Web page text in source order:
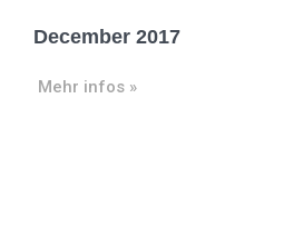
December 2017
Mehr infos »